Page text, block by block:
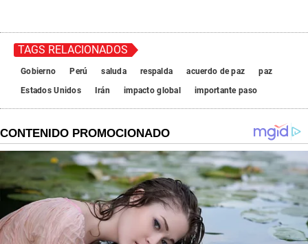
TAGS RELACIONADOS
Gobierno Perú saluda respalda acuerdo de paz
paz
Estados Unidos
Irán impacto global importante paso